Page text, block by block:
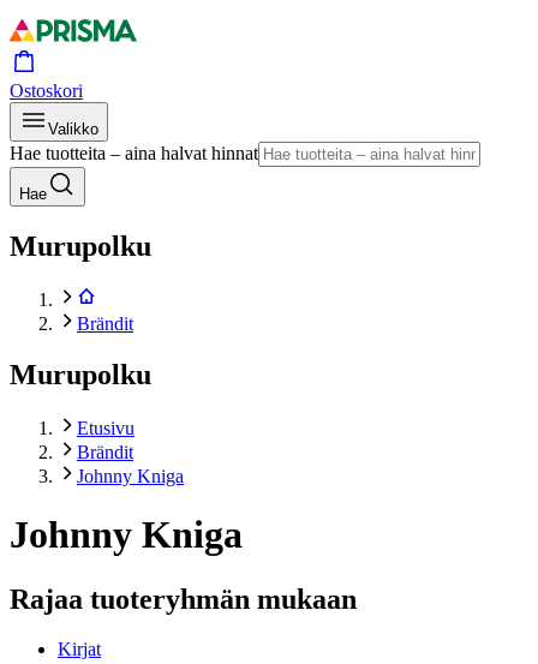
Ostoskori
Valikko
Hae tuotteita – aina halvat hinnat
Hae
Murupolku
Brändit
Murupolku
Etusivu
Brändit
Johnny Kniga
Johnny Kniga
Rajaa tuoteryhmän mukaan
Kirjat